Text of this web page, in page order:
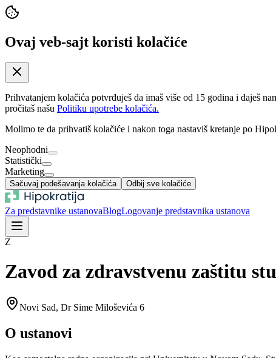
Ovaj veb-sajt koristi kolačiće
Prihvatanjem kolačića potvrđuješ da imaš više od 15 godina i daješ
pročitaš našu Politiku upotrebe kolačića.
Molimo te da prihvatiš kolačiće i nakon toga nastaviš kretanje po
Neophodni
Statistički
Marketing
Sačuvaj podešavanja kolačića Odbij sve kolačiće
Za predstavnike ustanovaBlogLogovanje predstavnika ustanova
Z
Zavod za zdravstvenu zaštitu
Novi Sad, Dr Sime Miloševića 6
O ustanovi